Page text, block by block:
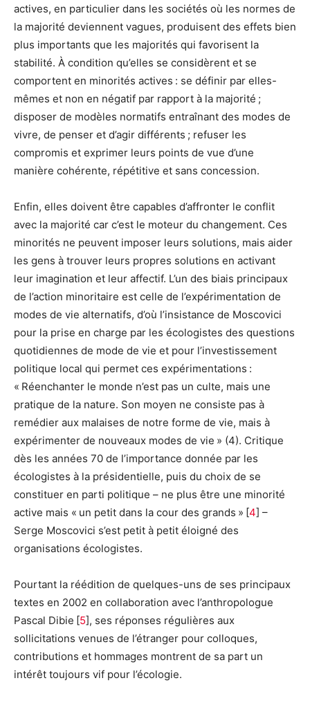
actives, en particulier dans les sociétés où les normes de
la majorité deviennent vagues, produisent des effets bien
plus importants que les majorités qui favorisent la
stabilité. À condition qu’elles se considèrent et se
comportent en minorités actives : se définir par elles-
mêmes et non en négatif par rapport à la majorité ;
disposer de modèles normatifs entraînant des modes de
vivre, de penser et d’agir différents ; refuser les
compromis et exprimer leurs points de vue d’une
manière cohérente, répétitive et sans concession.
Enfin, elles doivent être capables d’affronter le conflit
avec la majorité car c’est le moteur du changement. Ces
minorités ne peuvent imposer leurs solutions, mais aider
les gens à trouver leurs propres solutions en activant
leur imagination et leur affectif. L’un des biais principaux
de l’action minoritaire est celle de l’expérimentation de
modes de vie alternatifs, d’où l’insistance de Moscovici
pour la prise en charge par les écologistes des questions
quotidiennes de mode de vie et pour l’investissement
politique local qui permet ces expérimentations :
« Réenchanter le monde n’est pas un culte, mais une
pratique de la nature. Son moyen ne consiste pas à
remédier aux malaises de notre forme de vie, mais à
expérimenter de nouveaux modes de vie » (4). Critique
dès les années 70 de l’importance donnée par les
écologistes à la présidentielle, puis du choix de se
constituer en parti politique – ne plus être une minorité
active mais « un petit dans la cour des grands » [4] –
Serge Moscovici s’est petit à petit éloigné des
organisations écologistes.
Pourtant la réédition de quelques-uns de ses principaux
textes en 2002 en collaboration avec l’anthropologue
Pascal Dibie [5], ses réponses régulières aux
sollicitations venues de l’étranger pour colloques,
contributions et hommages montrent de sa part un
intérêt toujours vif pour l’écologie.